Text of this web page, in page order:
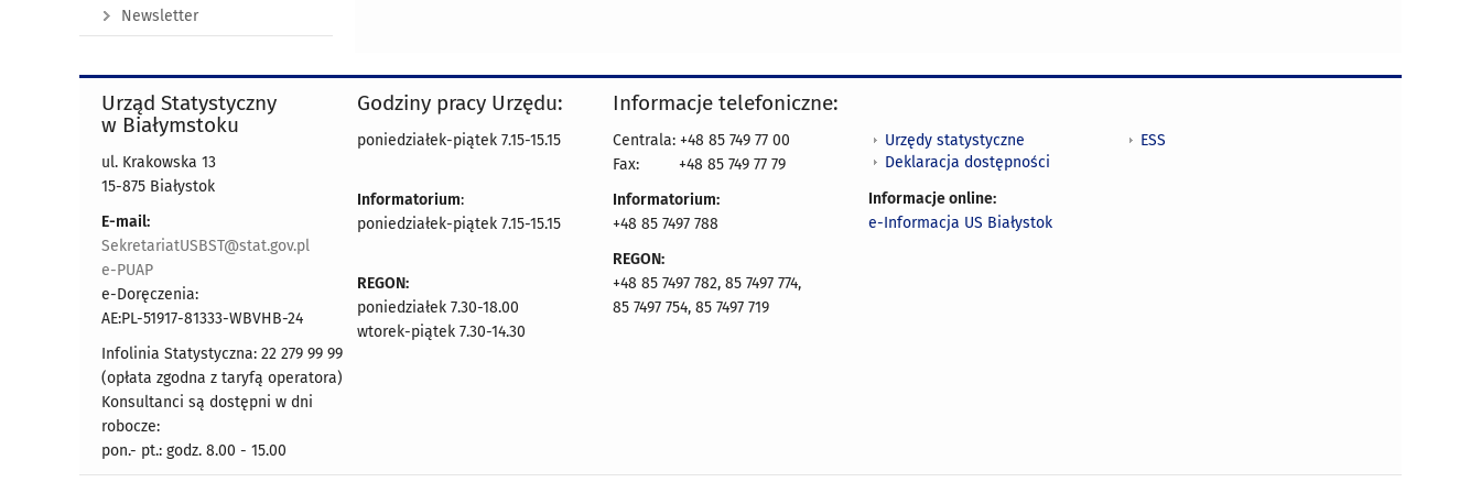
Newsletter
Urząd Statystyczny
w Białymstoku
ul. Krakowska 13
15-875 Białystok
E-mail:
SekretariatUSBST@stat.gov.pl
e-PUAP
e-Doręczenia:
AE:PL-51917-81333-WBVHB-24
Infolinia Statystyczna: 22 279 99 99
(opłata zgodna z taryfą operatora)
Konsultanci są dostępni w dni
robocze:
pon.- pt.: godz. 8.00 - 15.00
Godziny pracy Urzędu:
poniedziałek-piątek 7.15-15.15
Informatorium:
poniedziałek-piątek 7.15-15.15
REGON:
poniedziałek 7.30-18.00
wtorek-piątek 7.30-14.30
Informacje telefoniczne:
Centrala: +48 85 749 77 00
Fax:
+48 85 749 77 79
Informatorium:
+48 85 7497 788
REGON:
+48 85 7497 782, 85 7497 774,
85 7497 754, 85 7497 719
Urzędy statystyczne
Deklaracja dostępności
Informacje online:
e-Informacja US Białystok
ESS